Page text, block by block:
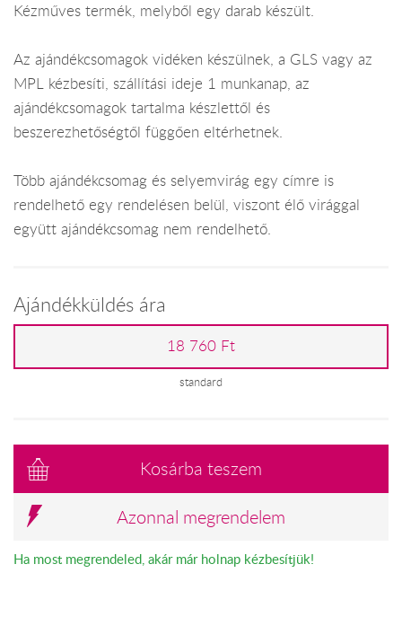
Kézműves termék, melyből egy darab készült.
Az ajándékcsomagok vidéken készülnek, a GLS vagy az
MPL kézbesíti, szállítási ideje 1 munkanap, az
ajándékcsomagok tartalma készlettől és
beszerezhetőségtől függően eltérhetnek.
Több ajándékcsomag és selyemvirág egy címre is
rendelhető egy rendelésen belül, viszont élő virággal
együtt ajándékcsomag nem rendelhető.
Ajándékküldés ára
18 760 Ft
standard
Kosárba teszem
Azonnal megrendelem
Ha most megrendeled, akár már holnap kézbesítjük!